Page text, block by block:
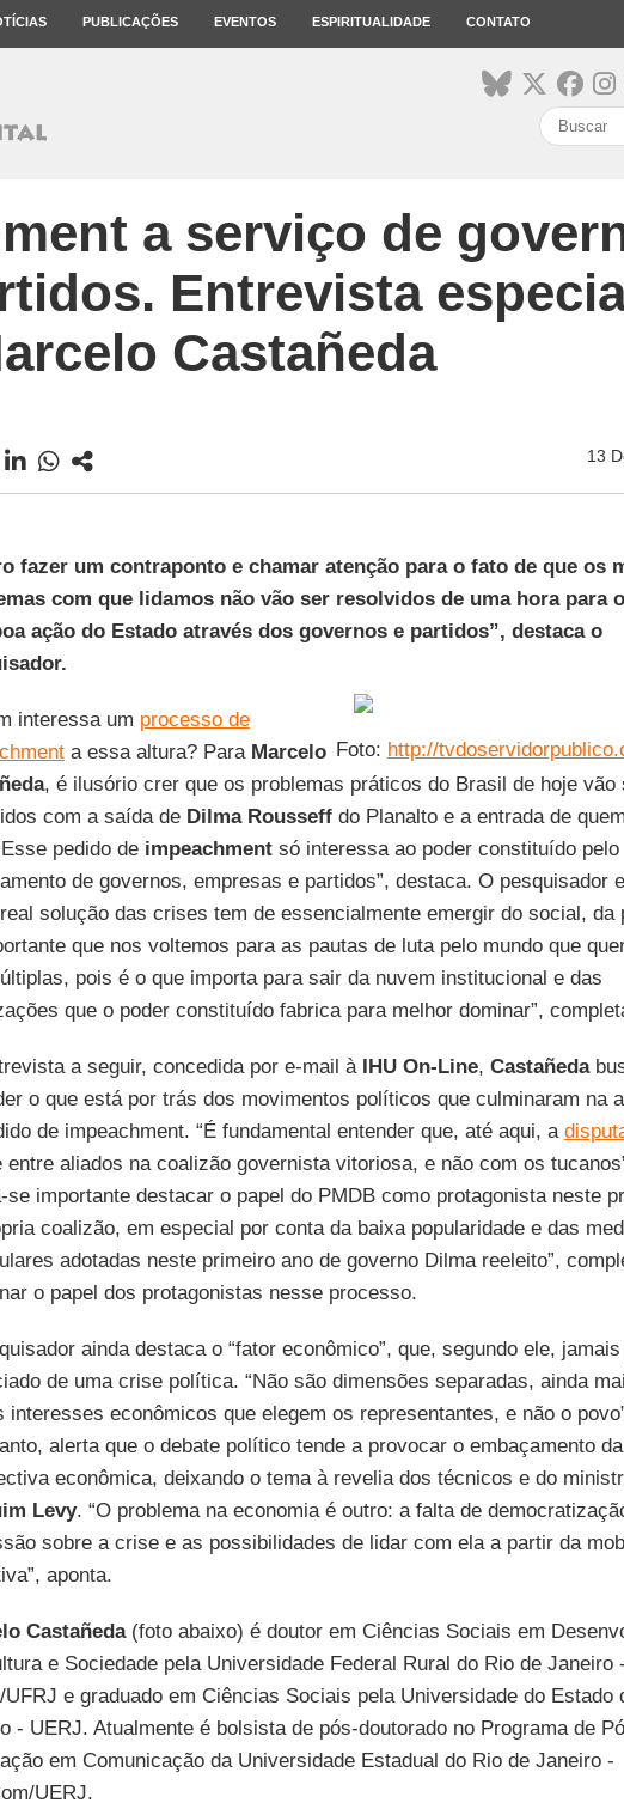
PUBLICAÇÕES EVENTOS ESPIRITUALIDADE CONTATO
a serviço de
Entrevista
Castañeda
13
fazer um contraponto e chamar atenção para o fato de que os
com que lidamos não vão ser resolvidos de uma hora para
ação do Estado através dos governos e partidos”, destaca o
Foto: http://
interessa um processo de
a essa altura? Para Marcelo
, é ilusório crer que os problemas práticos do Brasil de hoje vão
com a saída de Dilma Rousseffdo Planalto e a entrada de
pedido de impeachmentsó interessa ao poder constituído pelo
de governos, empresas e partidos”, destaca. O pesquisador
solução das crises tem de essencialmente emergir do social, da
que nos voltemos para as pautas de luta pelo mundo que
pois é o que importa para sair da nuvem institucional e das
que o poder constituído fabrica para melhor dominar”,
a seguir, concedida por e-mail à IHU On-Line, Castañeda
o que está por trás dos movimentos políticos que culminaram na
de impeachment. “É fundamental entender que, até aqui, a
entre aliados na coalizão governista vitoriosa, e não com os
se importante destacar o papel do PMDB como protagonista neste
coalizão, em especial por conta da baixa popularidade e das
adotadas neste primeiro ano de governo Dilma reeleito”,
o papel dos protagonistas nesse processo.
ainda destaca o “fator econômico”, que, segundo ele,
de uma crise política. “Não são dimensões separadas, ainda
interesses econômicos que elegem os representantes, e não o
alerta que o debate político tende a provocar o embaçamento da
econômica, deixando o tema à revelia dos técnicos e do
Levy. “O problema na economia é outro: a falta de
sobre a crise e as possibilidades de lidar com ela a partir da
aponta.
Castañeda(foto abaixo) é doutor em Ciências Sociais em
e Sociedade pela Universidade Federal Rural do Rio de Janeiro -
UFRJ e graduado em Ciências Sociais pela Universidade do Estado
- UERJ. Atualmente é bolsista de pós-doutorado no Programa de
em Comunicação da Universidade Estadual do Rio de Janeiro -
UERJ.